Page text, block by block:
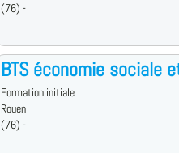
(76) -
BTS économie sociale
Formation initiale
Rouen
(76) -